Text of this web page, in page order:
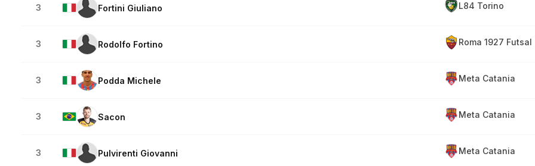
3 Fortini Giuliano L84 Torino
3 Rodolfo Fortino Roma 1927 Futsal
3 Podda Michele Meta Catania
3 Sacon Meta Catania
3 Pulvirenti Giovanni Meta Catania